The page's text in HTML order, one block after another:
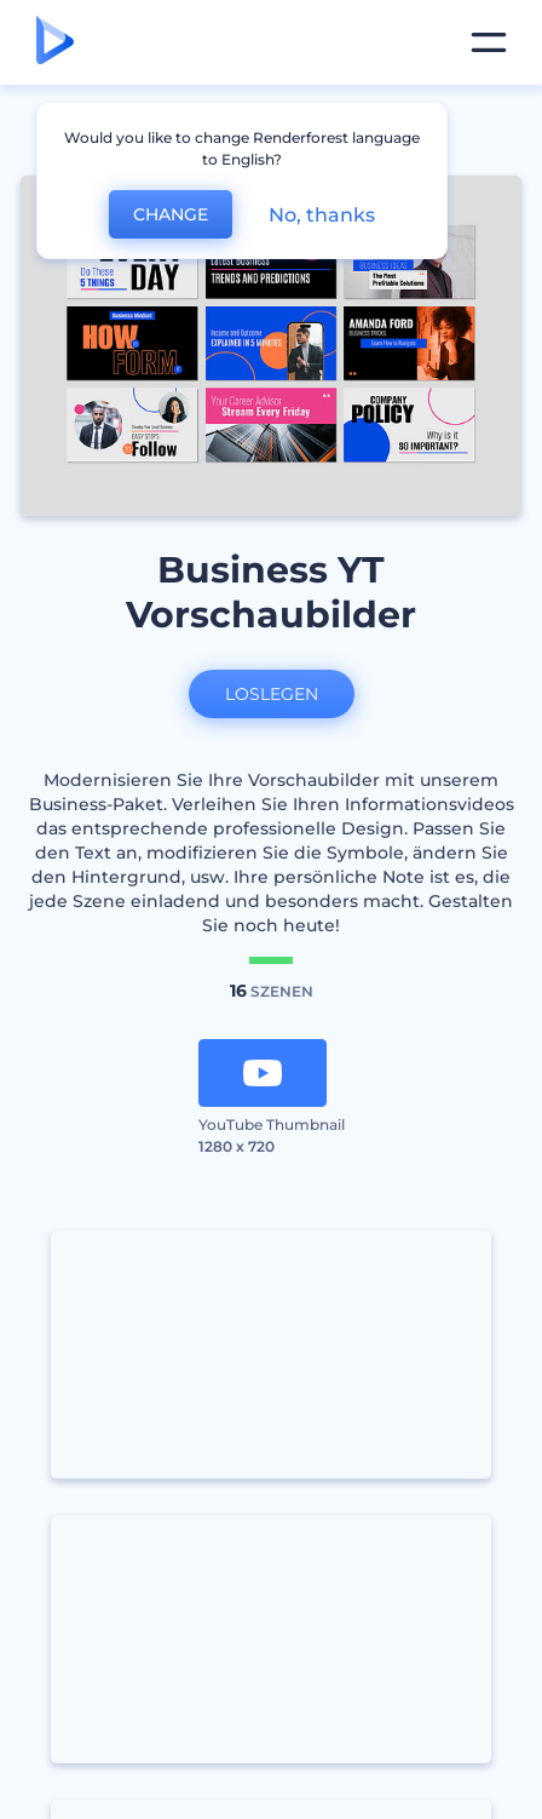
Business YT
Vorschaubilder
Modernisieren Sie Ihre Vorschaubilder mit unserem
Business-Paket. Verleihen Sie Ihren Informationsvideos
das entsprechende professionelle Design. Passen Sie
den Text an, modifizieren Sie die Symbole, ändern Sie
den Hintergrund, usw. Ihre persönliche Note ist es, die
jede Szene einladend und besonders macht. Gestalten
Sie noch heute!
16SZENEN
YouTube Thumbnail
1280 x 720
LOSLEGEN
Would you like to change Renderforest language
to English?
CHANGE No, thanks